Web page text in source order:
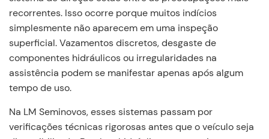
recorrentes. Isso ocorre porque muitos indícios
simplesmente não aparecem em uma inspeção
superficial. Vazamentos discretos, desgaste de
componentes hidráulicos ou irregularidades na
assistência podem se manifestar apenas após algum
tempo de uso.
Na LM Seminovos, esses sistemas passam por
verificações técnicas rigorosas antes que o veículo seja